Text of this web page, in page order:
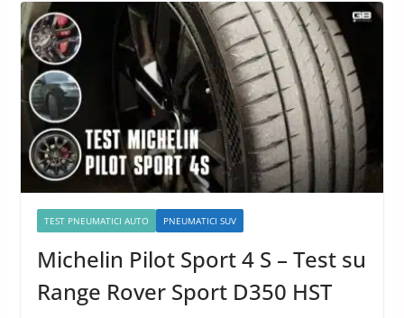
TEST PNEUMATICI AUTO PNEUMATICI SUV
Michelin Pilot Sport 4 S – Test su
Range Rover Sport D350 HST